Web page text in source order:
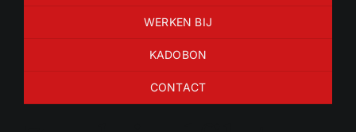
WERKEN BIJ
KADOBON
CONTACT